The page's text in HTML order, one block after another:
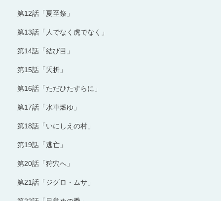
第12話「夏至祭」
第13話「人でなく虎でなく」
第14話「結び目」
第15話「夭折」
第16話「ただひたすらに」
第17話「水車燃ゆ」
第18話「いにしえの村」
第19話「逃亡」
第20話「狩穴へ」
第21話「ジグロ・ムサ」